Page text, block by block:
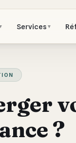
Services ▼
?